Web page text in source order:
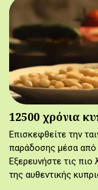
12500 χρόνια
Επισκεφθείτε την
παράδοσης μέσα
Εξερευνήστε τις πιο
της αυθεντικής